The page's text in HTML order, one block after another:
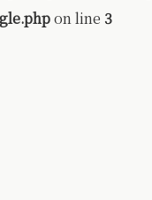
on line 3